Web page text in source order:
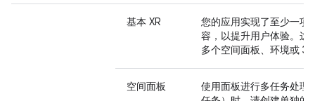
基本 XR
您的应用实现了至少一项
容，以提升用户体验。这
多个空间面板、环境或
空间面板
使用面板进行多任务处理